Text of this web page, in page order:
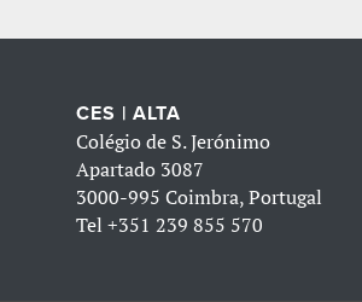
CES | ALTA
Colégio de S. Jerónimo
Apartado 3087
3000-995 Coimbra, Portugal
Tel+351 239 855 570